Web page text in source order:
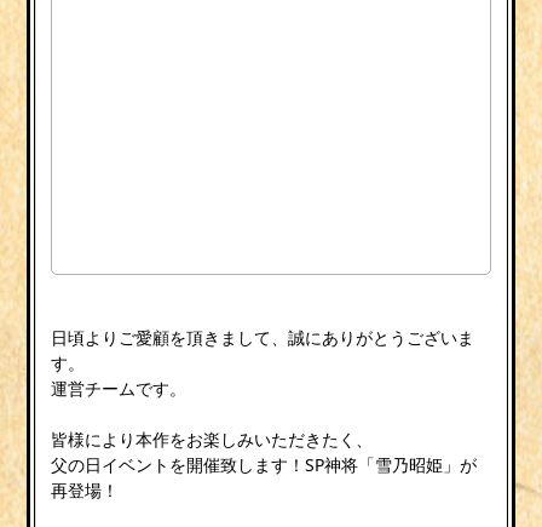
日頃よりご愛顧を頂きまして、誠にありがとうございま
す。
運営チームです。
皆様により本作をお楽しみいただきたく、
父の日イベントを開催致します！SP神将「雪乃昭姫」が
再登場！